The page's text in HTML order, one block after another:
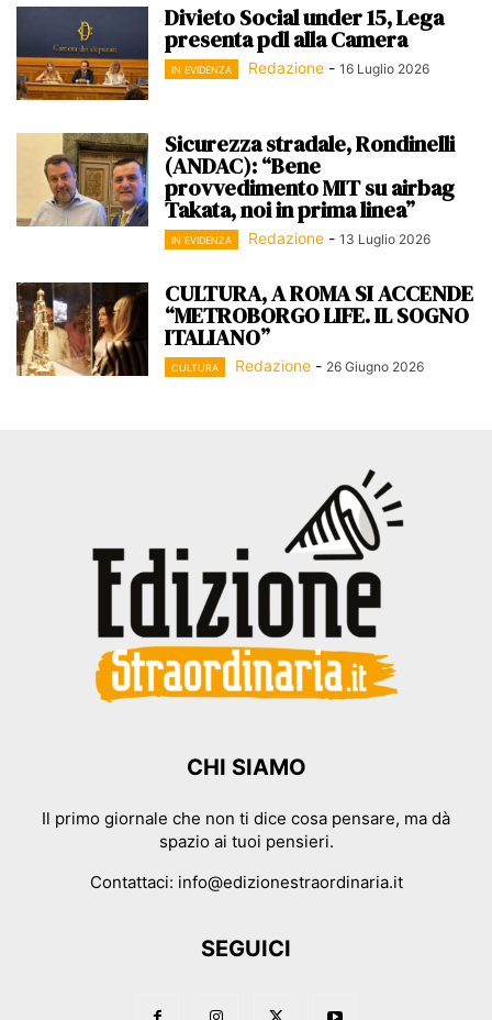
Divieto Social under 15, Lega
presenta pdl alla Camera
IN EVIDENZA Redazione - 16 Luglio 2026
Sicurezza stradale, Rondinelli
(ANDAC): “Bene
provvedimento MIT su airbag
Takata, noi in prima linea”
IN EVIDENZA Redazione - 13 Luglio 2026
CULTURA, A ROMA SI ACCENDE
“METROBORGO LIFE. IL SOGNO
ITALIANO”
CULTURA Redazione - 26 Giugno 2026
CHI SIAMO
Il primo giornale che non ti dice cosa pensare, ma dà
spazio ai tuoi pensieri.
Contattaci: info@edizionestraordinaria.it
SEGUICI